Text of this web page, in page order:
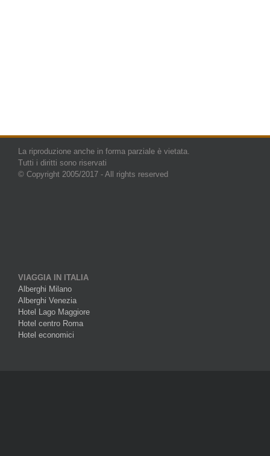
La riproduzione anche in forma parziale è vietata.
Tutti i diritti sono riservati
© Copyright 2005/2017 - All rights reserved
VIAGGIA IN ITALIA
Alberghi Milano
Alberghi Venezia
Hotel Lago Maggiore
Hotel centro Roma
Hotel economici